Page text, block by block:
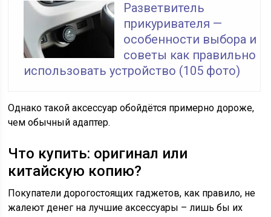
Разветвитель
прикуривателя —
особенности выбора и
советы как правильно
использовать устройство (105 фото)
Однако такой аксессуар обойдётся примерно дороже,
чем обычный адаптер.
Что купить: оригинал или
китайскую копию?
Покупатели дорогостоящих гаджетов, как правило, не
жалеют денег на лучшие аксессуары – лишь бы их